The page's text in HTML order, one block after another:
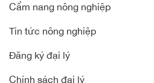
Cẩm nang nông nghiệp
Tin tức nông nghiệp
Đăng ký đại lý
Chính sách đại lý